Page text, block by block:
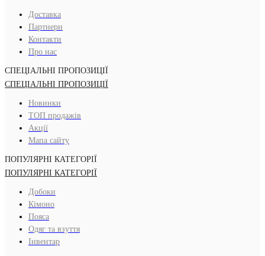
Доставка
Партнери
Контакти
Про нас
СПЕЦІАЛЬНІ ПРОПОЗИЦІЇ
СПЕЦІАЛЬНІ ПРОПОЗИЦІЇ
Новинки
ТОП продажів
Акції
Мапа сайту
ПОПУЛЯРНІ КАТЕГОРІЇ
ПОПУЛЯРНІ КАТЕГОРІЇ
Добоки
Кімоно
Пояса
Одяг та взуття
Інвентар